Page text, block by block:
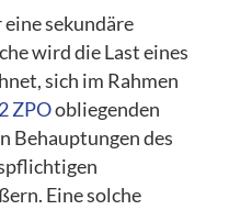
sekundäre
wird die Last eines
sich im Rahmen
ZPOobliegenden
Behauptungen des
Eine solche